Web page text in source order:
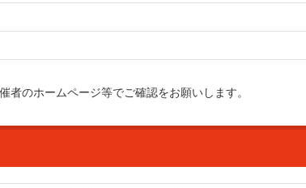
者のホームページ等でご確認をお願いします。